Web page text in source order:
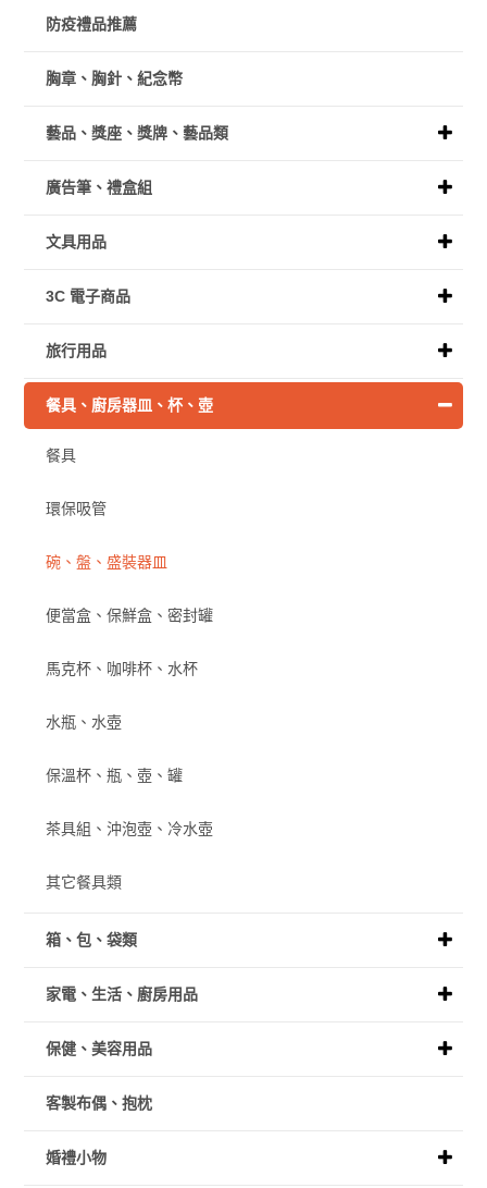
防疫禮品推薦
胸章、胸針、紀念幣
藝品、獎座、獎牌、藝品類
廣告筆、禮盒組
文具用品
3C 電子商品
旅行用品
餐具、廚房器皿、杯、壺
餐具
環保吸管
碗、盤、盛裝器皿
便當盒、保鮮盒、密封罐
馬克杯、咖啡杯、水杯
水瓶、水壺
保溫杯、瓶、壺、罐
茶具組、沖泡壺、冷水壺
其它餐具類
箱、包、袋類
家電、生活、廚房用品
保健、美容用品
客製布偶、抱枕
婚禮小物